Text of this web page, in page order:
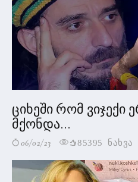
ციხეში რომ
მქონდა...
06/02/23 85395 ნახვა